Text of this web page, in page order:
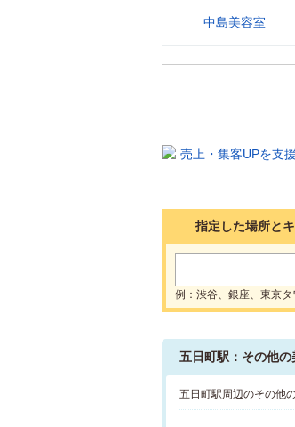
中島美容室
指定した場所と
例：渋谷、銀座、東京タ
五日町駅：その他
五日町駅周辺のその他